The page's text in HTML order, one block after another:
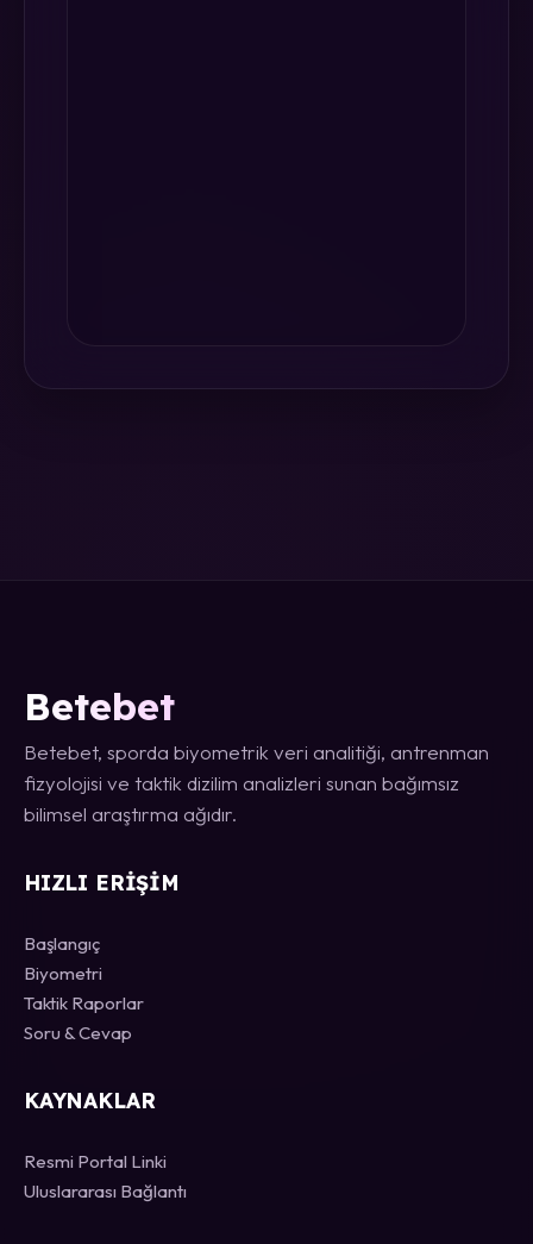
Betebet
Betebet, sporda biyometrik veri analitiği, antrenman
fizyolojisi ve taktik dizilim analizleri sunan bağımsız
bilimsel araştırma ağıdır.
HIZLI ERIŞIM
Başlangıç
Biyometri
Taktik Raporlar
Soru & Cevap
KAYNAKLAR
Resmi Portal Linki
Uluslararası Bağlantı